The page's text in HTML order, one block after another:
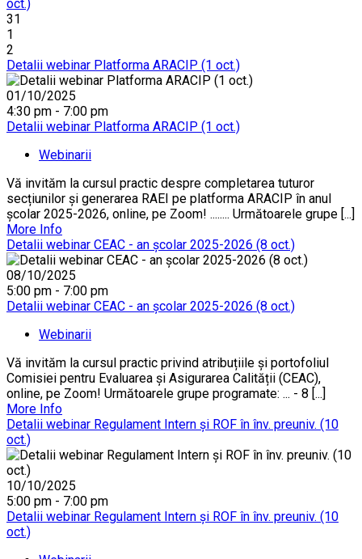
oct.)
31
1
2
Detalii webinar Platforma ARACIP (1 oct.)
01/10/2025
4:30 pm - 7:00 pm
Detalii webinar Platforma ARACIP (1 oct.)
Webinarii
Vă invităm la cursul practic despre completarea tuturor
secțiunilor și generarea RAEI pe platforma ARACIP în anul
școlar 2025-2026, online, pe Zoom! ........ Următoarele grupe [...]
More Info
Detalii webinar CEAC - an școlar 2025-2026 (8 oct.)
08/10/2025
5:00 pm - 7:00 pm
Detalii webinar CEAC - an școlar 2025-2026 (8 oct.)
Webinarii
Vă invităm la cursul practic privind atribuțiile și portofoliul
Comisiei pentru Evaluarea și Asigurarea Calității (CEAC),
online, pe Zoom! Următoarele grupe programate: ... - 8 [...]
More Info
Detalii webinar Regulament Intern și ROF în înv. preuniv. (10
oct.)
10/10/2025
5:00 pm - 7:00 pm
Detalii webinar Regulament Intern și ROF în înv. preuniv. (10
oct.)